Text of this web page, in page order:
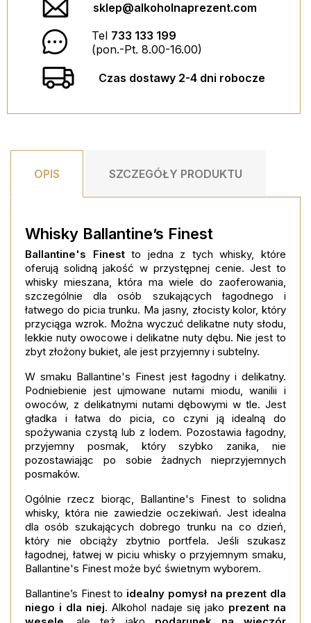
29,90 PLN
DODAJ DO KOSZYKA
sklep@alkoholnaprezent.com
Tel 733 133 199
(pon.-Pt. 8.00-16.00)
Czas dostawy 2-4 dni robocze
OPIS SZCZEGÓŁY PRODUKTU
Whisky Ballantine’s Finest
Ballantine's Finestto jedna z tych whisky, które
oferują solidną jakość w przystępnej cenie. Jest to
whisky mieszana, która ma wiele do zaoferowania,
szczególnie dla osób szukających łagodnego i
łatwego do picia trunku. Ma jasny, złocisty kolor, który
przyciąga wzrok. Można wyczuć delikatne nuty słodu,
lekkie nuty owocowe i delikatne nuty dębu. Nie jest to
zbyt złożony bukiet, ale jest przyjemny i subtelny.
W smaku Ballantine's Finest jest łagodny i delikatny.
Podniebienie jest ujmowane nutami miodu, wanilii i
owoców, z delikatnymi nutami dębowymi w tle. Jest
gładka i łatwa do picia, co czyni ją idealną do
spożywania czystą lub z lodem. Pozostawia łagodny,
przyjemny posmak, który szybko zanika, nie
pozostawiając po sobie żadnych nieprzyjemnych
posmaków.
Ogólnie rzecz biorąc, Ballantine's Finest to solidna
whisky, która nie zawiedzie oczekiwań. Jest idealna
dla osób szukających dobrego trunku na co dzień,
który nie obciąży zbytnio portfela. Jeśli szukasz
łagodnej, łatwej w piciu whisky o przyjemnym smaku,
Ballantine's Finest może być świetnym wyborem.
Ballantine’s Finest to idealny pomysł na prezent dla
niego i dla niej. Alkohol nadaje się jako prezent na